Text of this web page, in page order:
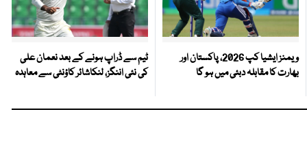
ویمنز ایشیا کپ 2026، پاکستان اور
بھارت کا مقابلہ دبئی میں ہو گا
ٹیم سے ڈراپ ہونے کے بعد نعمان علی
کی نئی اننگز، لنکاشائر کاؤنٹی سے معاہدہ